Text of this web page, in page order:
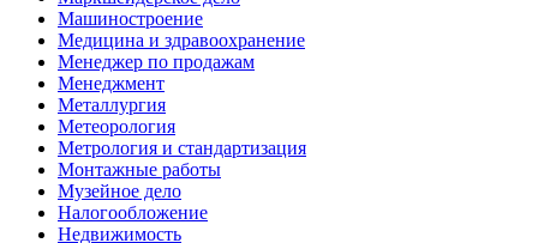
Машиностроение
Медицина и здравоохранение
Менеджер по продажам
Менеджмент
Металлургия
Метеорология
Метрология и стандартизация
Монтажные работы
Музейное дело
Налогообложение
Недвижимость